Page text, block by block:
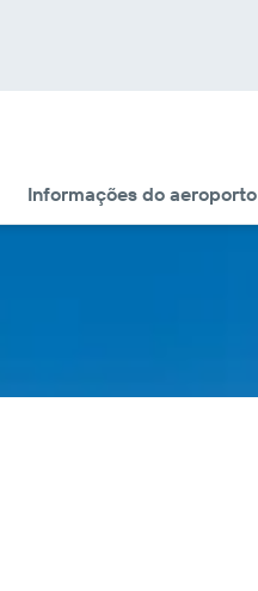
Informações do aeroporto